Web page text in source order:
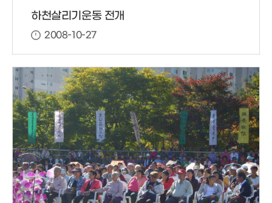
하천살리기운동 전개
2008-10-27